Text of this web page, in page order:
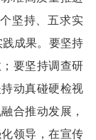
坚持、五求实
成果。要坚持
要坚持调查研
动真碰硬检视
合推动发展，
领导，在宣传